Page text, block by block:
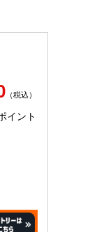
（税込）
イント